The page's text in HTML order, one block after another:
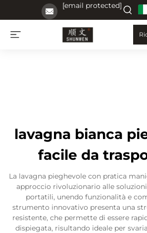
[email protected]
lavagna bianca
facile da
La lavagna pieghevole con pratica
approccio rivoluzionario alle
portatili, unendo funzionalità e
strumento innovativo presenta una
resistente, che permette di essere
dispiegata, risultando ideale per